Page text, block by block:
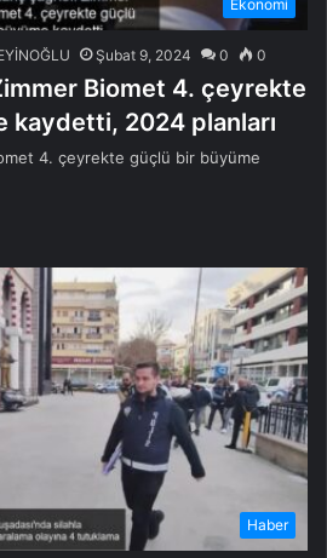
Ekonomi
Şubat 9, 2024 0 0
Biomet 4. çeyrekte
kaydetti, 2024 planları
4. çeyrekte güçlü bir büyüme
Haber